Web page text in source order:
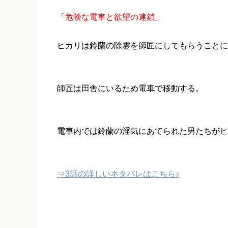
「危険な電車と欲望の連鎖」
ヒカリは鈴蘭の除霊を師匠にしてもらうこと
師匠は田舎にいるため電車で移動する。
電車内では鈴蘭の淫気にあてられた男たちが
⇒3話の詳しいネタバレはこちら♪